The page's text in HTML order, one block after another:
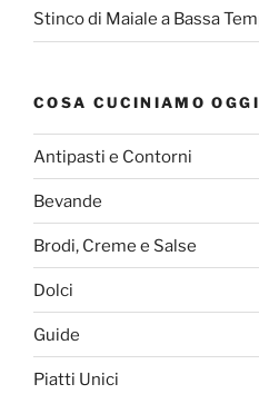
Stinco di Maiale a Bassa
COSA CUCINIAMO OGGI
Antipasti e Contorni
Bevande
Brodi, Creme e Salse
Dolci
Guide
Piatti Unici